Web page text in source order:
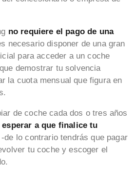
no requiere el pago de una
necesario disponer de una gran
para acceder a un coche
demostrar tu solvencia
la cuota mensual que figura en
de coche cada dos o tres años
esperar a que finalice tu
de lo contrario tendrás que pagar
tu coche y escoger el